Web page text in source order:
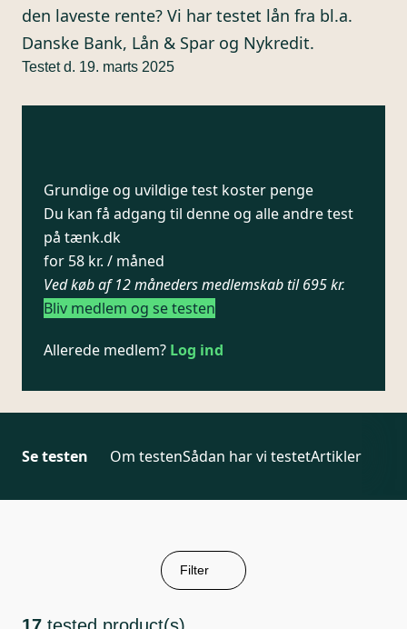
den laveste rente? Vi har testet lån fra bl.a.
Danske Bank, Lån & Spar og Nykredit.
Testet d. 19. marts 2025
Grundige og uvildige test koster penge
Du kan få adgang til denne og alle andre test
på tænk.dk
for 58 kr. / måned
Ved køb af 12 måneders medlemskab til 695 kr.
Bliv medlem og se testen
Allerede medlem? Log ind
Se testen Om testenSådan har vi testetArtikler
Filter